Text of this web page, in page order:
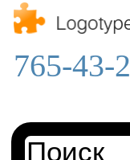
765-43-